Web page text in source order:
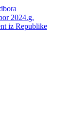
2024.g.
iz Republike